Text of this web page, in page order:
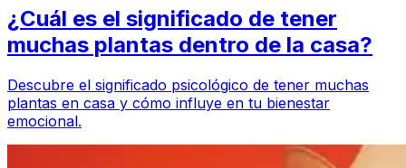
¿Cuál es el significado de tener
muchas plantas dentro de la casa?
Descubre el significado psicológico de tener muchas
plantas en casa y cómo influye en tu bienestar
emocional.